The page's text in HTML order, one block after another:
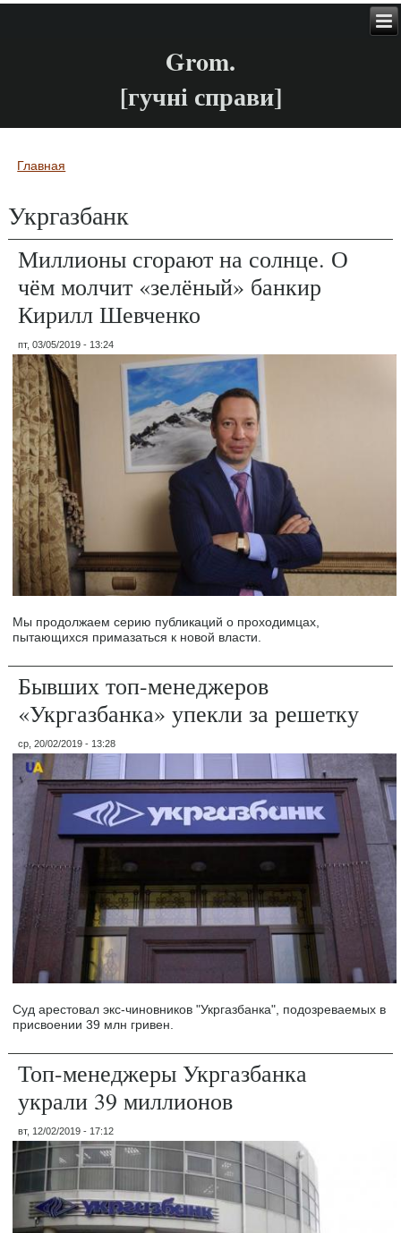
Grom.
[гучні справи]
Вы здесь
Главная
Укргазбанк
Миллионы сгорают на солнце. О
чём молчит «зелёный» банкир
Кирилл Шевченко
пт, 03/05/2019 - 13:24
Мы продолжаем серию публикаций о проходимцах,
пытающихся примазаться к новой власти.
Бывших топ-менеджеров
«Укргазбанка» упекли за решетку
ср, 20/02/2019 - 13:28
Суд арестовал экс-чиновников "Укргазбанка", подозреваемых в
присвоении 39 млн гривен.
Топ-менеджеры Укргазбанка
украли 39 миллионов
вт, 12/02/2019 - 17:12